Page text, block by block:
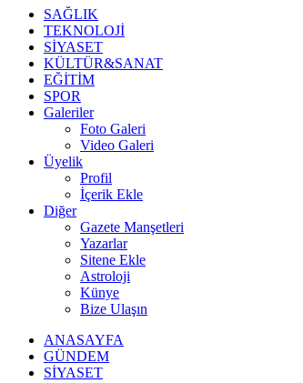
SAĞLIK
TEKNOLOJİ
SİYASET
KÜLTÜR&SANAT
EĞİTİM
SPOR
Galeriler
Foto Galeri
Video Galeri
Üyelik
Profil
İçerik Ekle
Diğer
Gazete Manşetleri
Yazarlar
Sitene Ekle
Astroloji
Künye
Bize Ulaşın
ANASAYFA
GÜNDEM
SİYASET